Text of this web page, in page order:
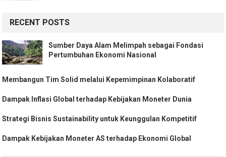
RECENT POSTS
Sumber Daya Alam Melimpah sebagai Fondasi
Pertumbuhan Ekonomi Nasional
Membangun Tim Solid melalui Kepemimpinan Kolaboratif
Dampak Inflasi Global terhadap Kebijakan Moneter Dunia
Strategi Bisnis Sustainability untuk Keunggulan Kompetitif
Dampak Kebijakan Moneter AS terhadap Ekonomi Global